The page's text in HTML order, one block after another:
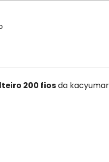
200 fiosda